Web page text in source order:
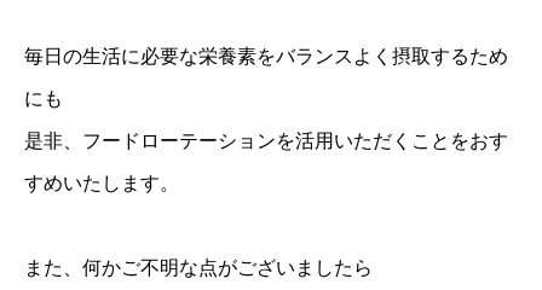
毎日の生活に必要な栄養素をバランスよく摂取するため
にも
是非、フードローテーションを活用いただくことをおす
すめいたします。
また、何かご不明な点がございましたら